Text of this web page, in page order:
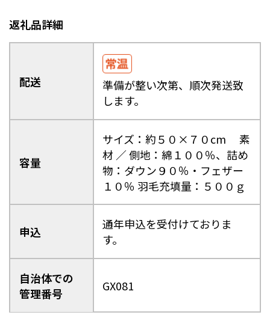
岡山市（岡山県）
高梁市（岡山県）
四国エリア
小豆島町（香川県）松山市（愛媛県）
東温市（愛媛県）
砥部町（愛媛県）
壱岐市（長崎県）西海市（長崎県）
宇城市（熊本県）指宿市（鹿児島県）
返礼品詳細
配送
準備が整い次第、順次発送致
します。
容量
サイズ：約５０×７０cm 素
材 ／ 側地：綿１００％、詰め
物：ダウン９０％・フェザー
１０％ 羽毛充填量：５００ｇ
申込
通年申込を受付けておりま
す。
自治体での
管理番号
GX081